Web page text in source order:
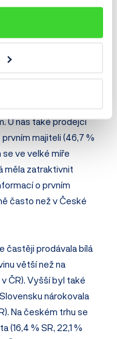
slovenský trh oproti
desítka
20,1 % trhu, zatímco
více.
vozidel
U nás také prodejci
majiteli (46,7 %
se ve velké míře
měla zatraktivnit
o prvním
často než v České
častěji prodávala bílá
větší než na
ČR). Vyšší byl také
nárokovala
Na českém trhu se
(16,4 % SR, 22,1 %